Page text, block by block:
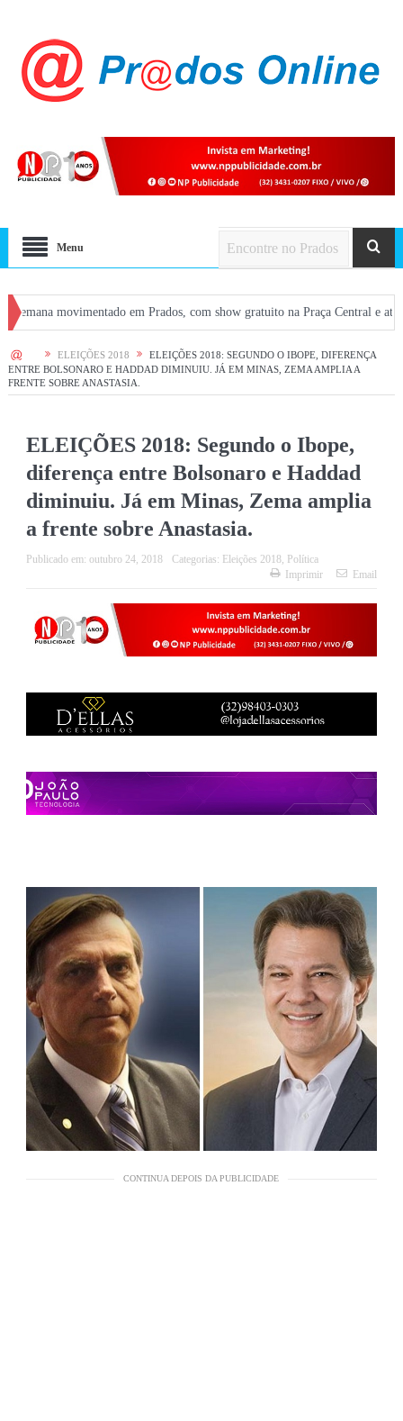
Menu
em Prados, com show gratuito na Praça Central e atrações em
HOME ELEIÇÕES 2018
ELEIÇÕES 2018: SEGUNDO O IBOPE, DIFERENÇA
ENTRE BOLSONARO E HADDAD DIMINUIU. JÁ EM MINAS, ZEMA AMPLIA A
FRENTE SOBRE ANASTASIA.
ELEIÇÕES 2018: Segundo o Ibope,
diferença entre Bolsonaro e Haddad
diminuiu. Já em Minas, Zema amplia
a frente sobre Anastasia.
Publicado em: outubro 24, 2018 Categorias: Eleições 2018, Política
Imprimir
Email
CONTINUA DEPOIS DA PUBLICIDADE